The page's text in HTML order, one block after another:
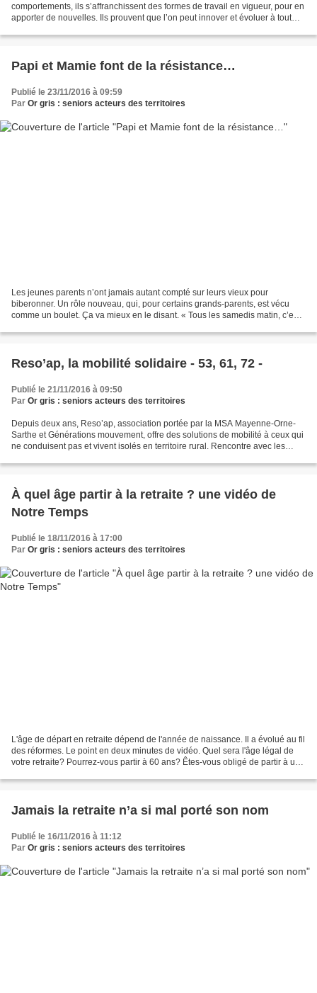
comportements, ils s’affranchissent des formes de travail en vigueur, pour en
apporter de nouvelles. Ils prouvent que l’on peut innover et évoluer à tout
Papi et Mamie font de la résistance…
Publié le 23/11/2016 à 09:59
Par Or gris : seniors acteurs des territoires
Les jeunes parents n’ont jamais autant compté sur leurs vieux pour
biberonner. Un rôle nouveau, qui, pour certains grands-parents, est vécu
comme un boulet. Ça va mieux en le disant. « Tous les samedis matin, c’est
Reso’ap, la mobilité solidaire - 53, 61, 72 -
Publié le 21/11/2016 à 09:50
Par Or gris : seniors acteurs des territoires
Depuis deux ans, Reso’ap, association portée par la MSA Mayenne-Orne-
Sarthe et Générations mouvement, offre des solutions de mobilité à ceux qui
ne conduisent pas et vivent isolés en territoire rural. Rencontre avec les
À quel âge partir à la retraite ? une vidéo de
Notre Temps
Publié le 18/11/2016 à 17:00
Par Or gris : seniors acteurs des territoires
L'âge de départ en retraite dépend de l'année de naissance. Il a évolué au fil
des réformes. Le point en deux minutes de vidéo. Quel sera l'âge légal de
votre retraite? Pourrez-vous partir à 60 ans? Êtes-vous obligé de partir à un
Jamais la retraite n’a si mal porté son nom
Publié le 16/11/2016 à 11:12
Par Or gris : seniors acteurs des territoires